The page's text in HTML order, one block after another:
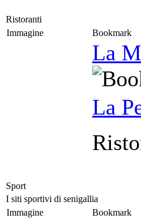
Ristoranti
Immagine
Bookmark
La
La
Sport
I siti sportivi di senigallia
Immagine
Bookmark